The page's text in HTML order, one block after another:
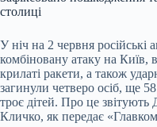
столиці
У ніч на 2 червня російські
комбіновану атаку на Київ,
крилаті ракети, а також
загинули четверо осіб, ще
троє дітей. Про це
Кличко, як передає